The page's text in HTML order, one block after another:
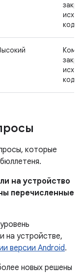
которые
на устройство
перечисленные
на устройстве,
версии Android.
новых решены